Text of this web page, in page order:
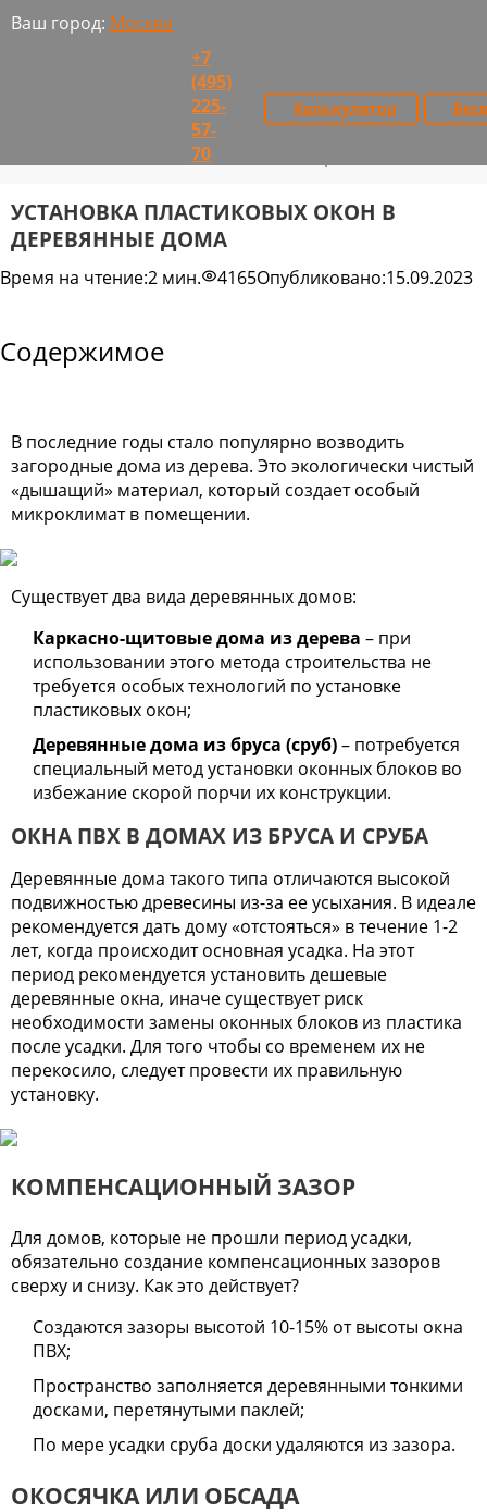
Ваш город: Москва
+7
(495)
225-
57-
70
Калькулятор
Полезное об окнах
Установка пластиковых окон в деревянные дома
УСТАНОВКА ПЛАСТИКОВЫХ ОКОН В
ДЕРЕВЯННЫЕ ДОМА
Время на чтение:2 мин. 4165Опубликовано:15.09.2023
Содержимое
В последние годы стало популярно возводить
загородные дома из дерева. Это экологически чистый
«дышащий» материал, который создает особый
микроклимат в помещении.
Существует два вида деревянных домов:
Каркасно-щитовые дома из дерева – при
использовании этого метода строительства не
требуется особых технологий по установке
пластиковых окон;
Деревянные дома из бруса (сруб)– потребуется
специальный метод установки оконных блоков во
избежание скорой порчи их конструкции.
ОКНА ПВХ В ДОМАХ ИЗ БРУСА И СРУБА
Деревянные дома такого типа отличаются высокой
подвижностью древесины из-за ее усыхания. В идеале
рекомендуется дать дому «отстояться» в течение 1-2
лет, когда происходит основная усадка. На этот
период рекомендуется установить дешевые
деревянные окна, иначе существует риск
необходимости замены оконных блоков из пластика
после усадки. Для того чтобы со временем их не
перекосило, следует провести их правильную
установку.
КОМПЕНСАЦИОННЫЙ ЗАЗОР
Для домов, которые не прошли период усадки,
обязательно создание компенсационных зазоров
сверху и снизу. Как это действует?
Создаются зазоры высотой 10-15% от высоты окна
ПВХ;
Пространство заполняется деревянными тонкими
досками, перетянутыми паклей;
По мере усадки сруба доски удаляются из зазора.
ОКОСЯЧКА ИЛИ ОБСАДА